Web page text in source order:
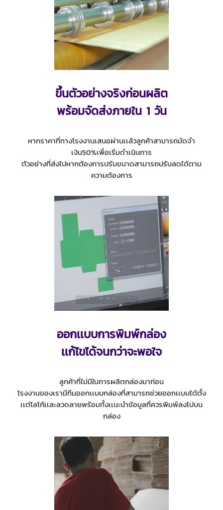
ขึ้นตัวอย่างจริงก่อนผลิต
พร้อมจัดส่งภายใน 1 วัน
หากราคาที่ทางโรงงานเสนอผ่านเเล้วลูกค้าสามารถมัดจำ
เงิน50%เพื่อเริ่มดำเนินการ
ตัวอย่างที่ส่งไปหากต้องการปรับขนาดสามารถปรับลดได้ตาม
ความต้องการ
ออกเเบบการพิมพ์กล่อง
เเก้ไขได้จนกว่าจะพอใจ
ลูกค้าที่ไม่มีในการผลิตกล่องมาก่อน
โรงงานของเรามีทีมออกเเบบกล่องที่สามารถช่วยออกเเบบได้ตั้ง
เเต่โลโก้เเละลวดลายพร้อมทั้งเเนะนำข้อมูลที่ควรพิมพ์ลงไปบน
กล่อง